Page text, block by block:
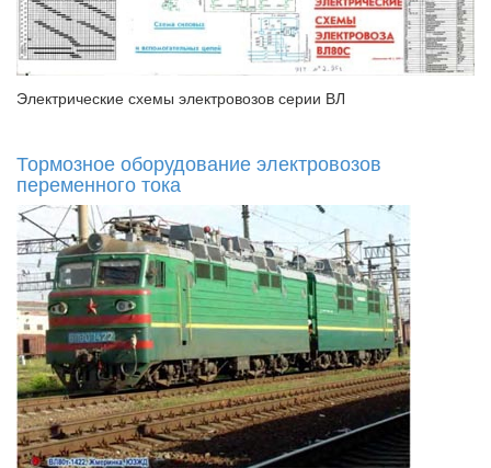
Электрические схемы электровозов серии ВЛ
Тормозное оборудование электровозов
переменного тока